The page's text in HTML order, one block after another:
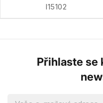
I15102
Přihlaste se